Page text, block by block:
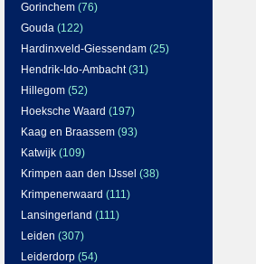
Gorinchem (76)
Gouda (122)
Hardinxveld-Giessendam (25)
Hendrik-Ido-Ambacht(31)
Hillegom (52)
Hoeksche Waard (197)
Kaag en Braassem (93)
Katwijk (109)
Krimpen aan den IJssel (38)
Krimpenerwaard (111)
Lansingerland (111)
Leiden (307)
Leiderdorp (54)